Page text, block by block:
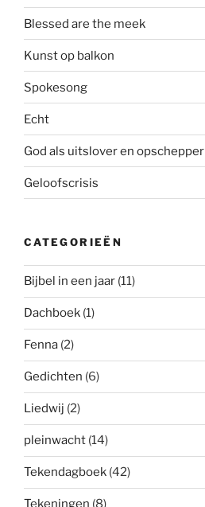
Blessed are the meek
Kunst op balkon
Spokesong
Echt
God als uitslover en opschepper
Geloofscrisis
CATEGORIEËN
Bijbel in een jaar (11)
Dachboek (1)
Fenna (2)
Gedichten (6)
Liedwij (2)
pleinwacht (14)
Tekendagboek (42)
Tekeningen (8)